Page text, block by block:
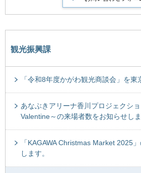
観光振興課
「令和8年度かがわ観光商談会」を東
あなぶきアリーナ香川プロジェクシ
Valentine～の来場者数をお知らせしま
「KAGAWA Christmas Market 2025
します。